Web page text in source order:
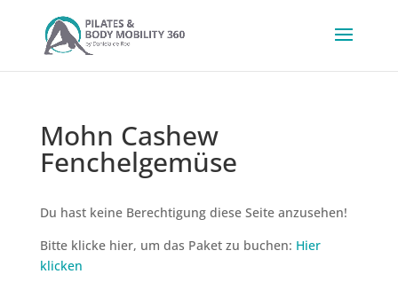
Mohn Cashew
Fenchelgemüse
Du hast keine Berechtigung diese Seite anzusehen!
Bitte klicke hier, um das Paket zu buchen: Hier
klicken